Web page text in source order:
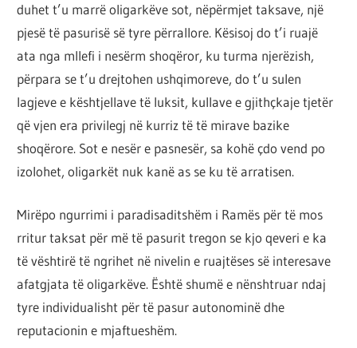
duhet t’u marrë oligarkëve sot, nëpërmjet taksave, një
pjesë të pasurisë së tyre përrallore. Kësisoj do t’i ruajë
ata nga mllefi i nesërm shoqëror, ku turma njerëzish,
përpara se t’u drejtohen ushqimoreve, do t’u sulen
lagjeve e kështjellave të luksit, kullave e gjithçkaje tjetër
që vjen era privilegj në kurriz të të mirave bazike
shoqërore. Sot e nesër e pasnesër, sa kohë çdo vend po
izolohet, oligarkët nuk kanë as se ku të arratisen.
Mirëpo ngurrimi i paradisaditshëm i Ramës për të mos
rritur taksat për më të pasurit tregon se kjo qeveri e ka
të vështirë të ngrihet në nivelin e ruajtëses së interesave
afatgjata të oligarkëve. Është shumë e nënshtruar ndaj
tyre individualisht për të pasur autonominë dhe
reputacionin e mjaftueshëm.